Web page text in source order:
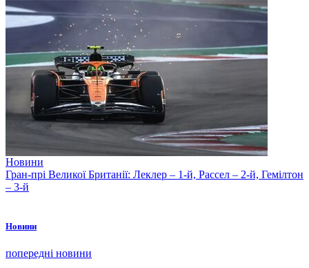
Новини
Гран-прі Великої Британії: Леклер – 1-й, Рассел – 2-й, Гемілтон
– 3-й
Новини
попередні новини